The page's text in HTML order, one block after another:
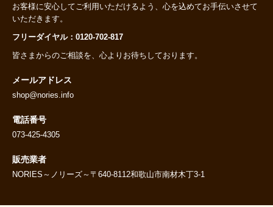
お客様に安心してご利用いただけるよう、心を込めてお手伝いさせて
いただきます。
フリーダイヤル：0120-702-817
皆さまからのご相談を、心よりお待ちしております。
メールアドレス
shop@nories.info
電話番号
073-425-4305
販売業者
NORIES～ノリーズ～〒640-8112和歌山市南材木丁3-1